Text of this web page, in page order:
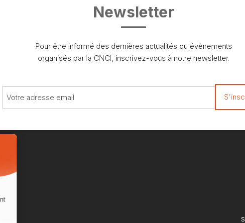
Newsletter
Pour être informé des dernières actualités ou événements
organisés par la CNCI, inscrivez-vous à notre newsletter.